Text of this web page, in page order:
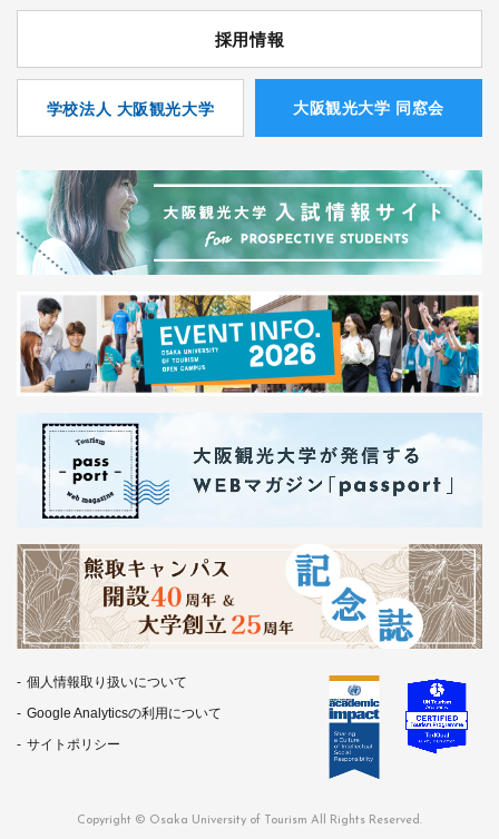
採用情報
学校法人 大阪観光大学 ⼤阪観光⼤学 同窓会
個人情報取り扱いについて
Google Analyticsの利用について
サイトポリシー
Copyright © Osaka University of Tourism All Rights Reserved.